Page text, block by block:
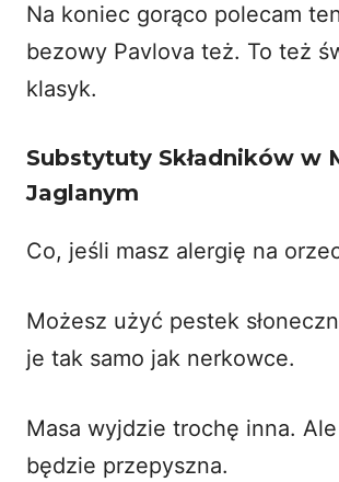
Na koniec gorąco polecam
bezowy Pavlova też. To też
klasyk.
Substytuty Składników w
Jaglanym
Co, jeśli masz alergię na
Możesz użyć pestek
je tak samo jak nerkowce.
Masa wyjdzie trochę inna.
będzie przepyszna.